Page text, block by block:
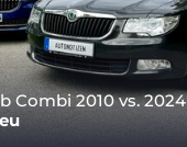
Combi 2010 vs. 2024